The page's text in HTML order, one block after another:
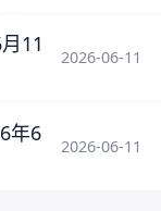
11
2026-06-11
年6
2026-06-11